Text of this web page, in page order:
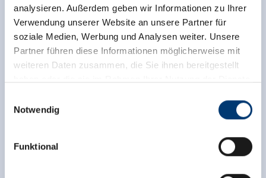
analysieren. Außerdem geben wir Informationen zu Ihrer
Verwendung unserer Website an unsere Partner für
soziale Medien, Werbung und Analysen weiter. Unsere
Partner führen diese Informationen möglicherweise mit
weiteren Daten zusammen, die Sie ihnen bereitgestellt
Rohr 23// A-6280 Zell am Ziller
Notwendig
Funktional